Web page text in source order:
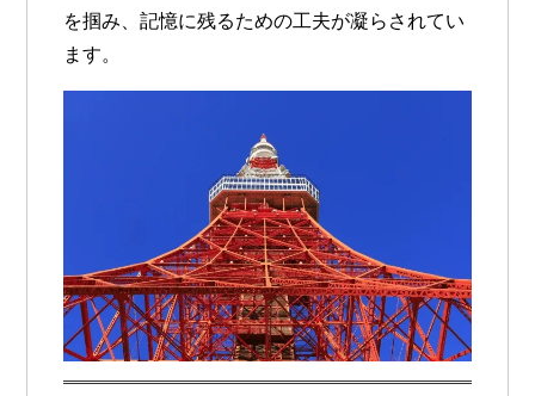
を掴み、記憶に残るための工夫が凝らされてい
ます。